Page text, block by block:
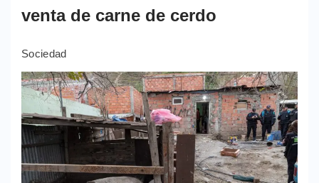
venta de carne de cerdo
Sociedad